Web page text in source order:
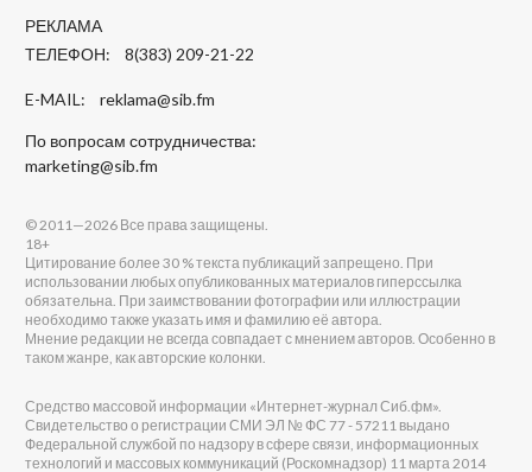
РЕКЛАМА
ТЕЛЕФОН: 8(383) 209-21-22
E-MAIL: reklama@sib.fm
По вопросам сотрудничества:
marketing@sib.fm
© 2011—2026 Все права защищены.
18+
Цитирование более 30 % текста публикаций запрещено. При
использовании любых опубликованных материалов гиперссылка
обязательна. При заимствовании фотографии или иллюстрации
необходимо также указать имя и фамилию её автора.
Мнение редакции не всегда совпадает с мнением авторов. Особенно в
таком жанре, как авторские колонки.
Средство массовой информации «Интернет-журнал Сиб.фм».
Свидетельство о регистрации СМИ ЭЛ № ФС 77 - 57211 выдано
Федеральной службой по надзору в сфере связи, информационных
технологий и массовых коммуникаций (Роскомнадзор) 11 марта 2014